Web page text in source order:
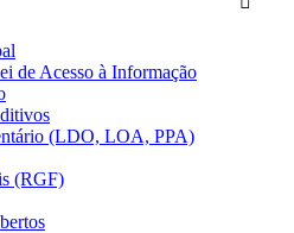
de Acesso à Informação
(LDO, LOA, PPA)
(RGF)